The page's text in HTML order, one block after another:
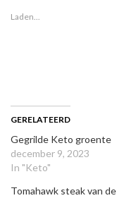
Laden...
GERELATEERD
Gegrilde Keto groente
december 9, 2023
In "Keto"
Tomahawk steak van de